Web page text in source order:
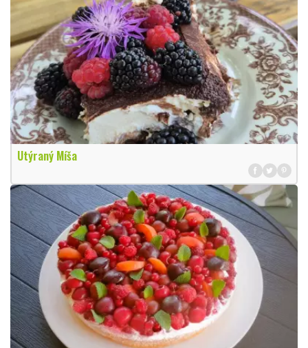
Utýraný Míša